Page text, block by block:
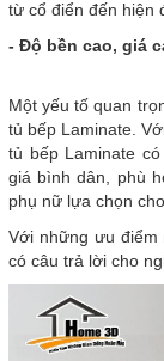
từ cổ điển đến hiện
- Độ bền cao, giá
Một yếu tố quan
tủ bếp Laminate.
tủ bếp Laminate
giá bình dân, phù
phụ nữ lựa chọn
Với những ưu điểm
có câu trả lời cho